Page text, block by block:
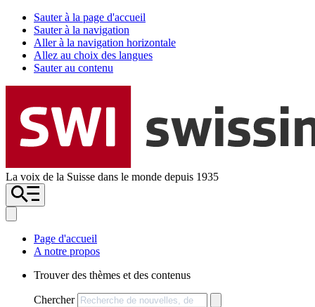
Sauter à la page d'accueil
Sauter à la navigation
Aller à la navigation horizontale
Allez au choix des langues
Sauter au contenu
La voix de la Suisse dans le monde depuis 1935
Page d'accueil
A notre propos
Trouver des thèmes et des contenus
Chercher